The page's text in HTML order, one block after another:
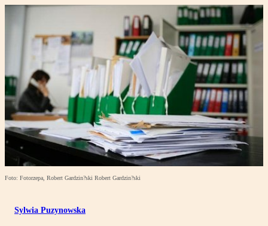
Foto: Fotorzepa, Robert Gardzin?ski Robert Gardzin?ski
Sylwia Puzynowska